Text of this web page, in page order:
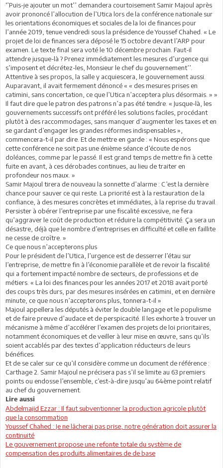
‘’Puis-je ajouter un mot’’ demandera courtoisement Samir Majoul après
avoir prononcé l’allocution de l’Utica lors de la conférence nationale sur
les orientations économiques et sociales de la loi de finances pour
l’année 2019, tenue vendredi sous la présidence de Youssef Chahed. « Le
projet de loi de finances sera déposé le 15 octobre devant l’ARP pour
examen. Le texte final sera voté le 10 décembre prochain. Faut-il
attendre jusque-là ? Prenez immédiatement les mesures d’urgence qui
s’imposent et décrétez-les, Monsieur le chef du gouvernement’’.
Attentive à ses propos, la salle y acquiescera, le gouvernement aussi.
Auparavant, il avait fermement dénoncé « « des mesures prises en
catimini, sans concertation, ce que l’Utica n’acceptera plus désormais. » »
Il faut dire que le patron des patrons n’a pas été tendre. « Jusque-là, les
gouvernements successifs ont préféré les solutions faciles, procédant
plutôt à des raccommodages, sans manquer d’augmenter les taxes et en
se gardant d’engager les grandes réformes indispensables »,
commencera-t-il par dire. Et de mettre en garde : « Nous espérons que
cette conférence ne soit pas une énième séance d’écoute de nos
doléances, comme par le passé. Il est grand temps de mettre fin à cette
fuite en avant, à ces dérobades continues, au lieu de traiter en
profondeur nos maux. »
Samir Majoul tirera de nouveau la sonnette d’alarme : C’est la dernière
chance pour sauver ce qui reste. La priorité est à la restauration de la
confiance, à des mesures concrètes et immédiates, à la reprise du travail.
Persister à obérer l’entreprise par une fiscalité excessive, ne fera
qu’aggraver le coût de production et réduire la compétitivité. Ça sera un
désastre, déjà que le nombre d’entreprises en difficulté et celle en faillite
ne cesse de croître. »
Ce que nous n’accepterons plus
Pour le président de l’Utica, l’urgence est de desserrer l’étau sur
l’entreprise, de mettre fin à l’économie parallèle et de revoir la fiscalité
qui a fortement impacté nombre de secteurs, de professions et de
métiers. « La loi des finances pour les années 2017 et 2018 avait porté
des coups très durs, par des mesures insérées en catimini, et en dernière
minute, ce que nous n’accepterons plus, tonnera-t-il »
Majoul appellera les députés à éviter le double langage et le populisme
et de faire preuve d’audace et de perspicacité. Il les exhorte à trouver un
mécanisme à même d’accélérer l’examen des projets de loi prioritaires,
notamment économiques et de veiller à leur mise en œuvre, sans qu’ils
soient accablés par des textes d’application réducteurs de leurs
bénéfices.
Et de se caler sur ce qu’il considère comme un document de référence :
Carthage 2. Samir Majoul ne précisera pas s’il se limite au 63 premiers
points ou endosse l’ensemble, c’est-à-dire jusqu’au 64ème point relatif
au chef du gouvernement.
Lire aussi
Abdelmajid Ezzar : Il faut subventionner la production agricole plutôt
que la consommation
Youssef Chahed : Je ne lâcherai pas prise, notre génération doit assurer la
continuité
Le gouvernement propose une refonte totale du système de
compensation des produits alimentaires de de base